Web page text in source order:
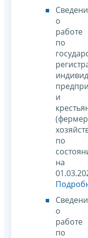
о
работе
по
и
по
на
о
работе
по